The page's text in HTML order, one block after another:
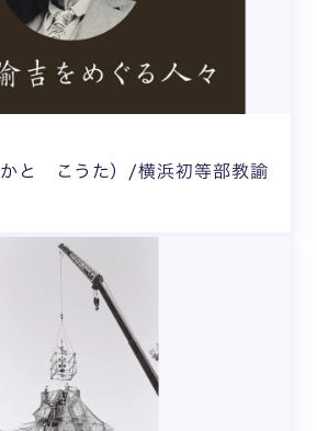
と こうた）/横浜初等部教諭